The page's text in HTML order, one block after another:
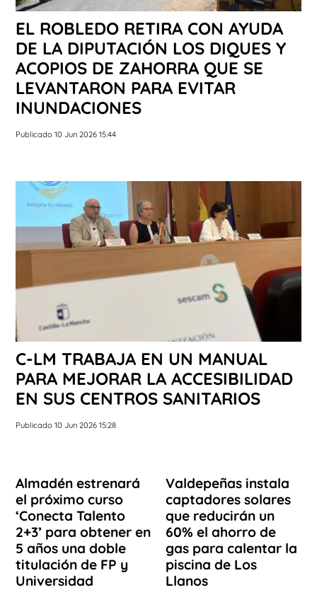
EL ROBLEDO RETIRA CON AYUDA
DE LA DIPUTACIÓN LOS DIQUES Y
ACOPIOS DE ZAHORRA QUE SE
LEVANTARON PARA EVITAR
INUNDACIONES
Publicado 10 Jun 2026 15:44
C-LM TRABAJA EN UN MANUAL
PARA MEJORAR LA ACCESIBILIDAD
EN SUS CENTROS SANITARIOS
Publicado 10 Jun 2026 15:28
Almadén estrenará
el próximo curso
‘Conecta Talento
2+3’ para obtener en
5 años una doble
titulación de FP y
Universidad
Valdepeñas instala
captadores solares
que reducirán un
60% el ahorro de
gas para calentar la
piscina de Los
Llanos